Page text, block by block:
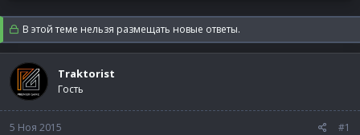
т
о
р
т
е
м
ы
т
а
н
а
а
В этой теме нельзя размещать новые ответы.
Traktorist
Гость
5 Ноя 2015 #1